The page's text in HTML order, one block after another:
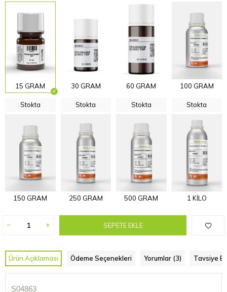
15 GRAM 30 GRAM 60 GRAM 100 GRAM
Stokta
150 GRAM
Stokta
250 GRAM
Stokta
500 GRAM
Stokta
1 KİLO
SEPETE EKLE
Ürün Açıklaması Ödeme Seçenekleri Yorumlar (3) Tavsiye Et
S04863